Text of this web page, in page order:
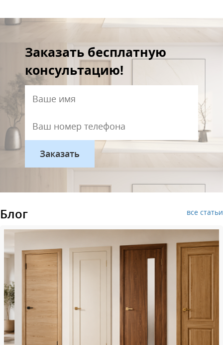
Заказать бесплатную
консультацию!
Блог все статьи